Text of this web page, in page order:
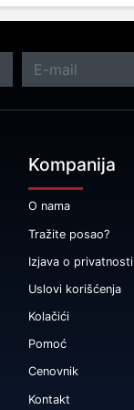
Kompanija
O nama
Tražite posao?
Izjava o privatnosti
Uslovi korišćenja
Kolačići
Pomoć
Cenovnik
Kontakt